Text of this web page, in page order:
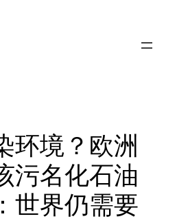
环境？欧洲
污名化石油
世界仍需要